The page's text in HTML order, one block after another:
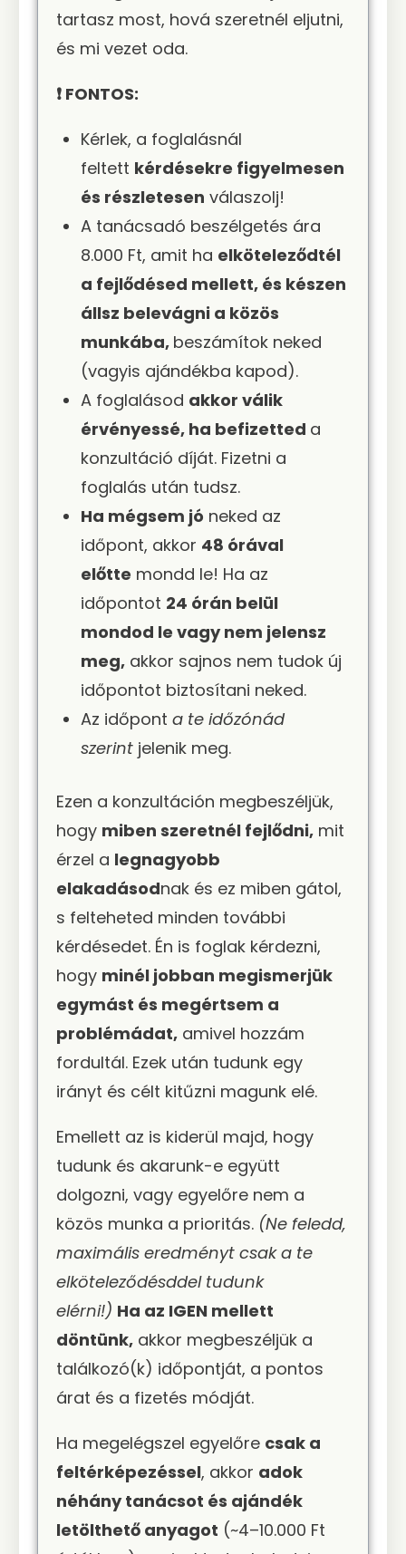
tartasz most, hová szeretnél eljutni,
és mi vezet oda.
❗ FONTOS:
Kérlek, a foglalásnál
feltett kérdésekre figyelmesen
és részletesen válaszolj!
A tanácsadó beszélgetés ára
8.000 Ft, amit ha elköteleződtél
a fejlődésed mellett, és készen
állsz belevágni a közös
munkába, beszámítok neked
(vagyis ajándékba kapod).
A foglalásod akkor válik
érvényessé, ha befizetted a
konzultáció díját. Fizetni a
foglalás után tudsz.
Ha mégsem jó neked az
időpont, akkor 48 órával
előtte mondd le! Ha az
időpontot 24 órán belül
mondod le vagy nem jelensz
meg,akkor sajnos nem tudok új
időpontot biztosítani neked.
Az időpont a te időzónád
szerintjelenik meg.
Ezen a konzultáción megbeszéljük,
hogy miben szeretnél fejlődni,mit
érzel a legnagyobb
elakadásodnak és ez miben gátol,
s felteheted minden további
kérdésedet. Én is foglak kérdezni,
hogy minél jobban megismerjük
egymást és megértsem a
problémádat,amivel hozzám
fordultál. Ezek után tudunk egy
irányt és célt kitűzni magunk elé.
Emellett az is kiderül majd, hogy
tudunk és akarunk-e együtt
dolgozni, vagy egyelőre nem a
közös munka a prioritás. (Ne feledd,
maximális eredményt csak a te
elköteleződésddel tudunk
elérni!) Ha az IGEN mellett
döntünk,akkor megbeszéljük a
találkozó(k) időpontját, a pontos
árat és a fizetés módját.
Ha megelégszel egyelőre csak a
feltérképezéssel, akkor adok
néhány tanácsot és ajándék
letölthető anyagot (~4–10.000 Ft